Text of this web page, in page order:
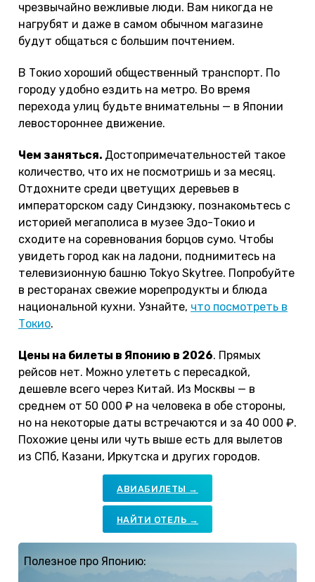
чрезвычайно вежливые люди. Вам никогда не
нагрубят и даже в самом обычном магазине
будут общаться с большим почтением.
В Токио хороший общественный транспорт. По
городу удобно ездить на метро. Во время
перехода улиц будьте внимательны — в Японии
левостороннее движение.
Чем заняться. Достопримечательностей такое
количество, что их не посмотришь и за месяц.
Отдохните среди цветущих деревьев в
императорском саду Синдзюку, познакомьтесь с
историей мегаполиса в музее Эдо-Токио и
сходите на соревнования борцов сумо. Чтобы
увидеть город как на ладони, поднимитесь на
телевизионную башню Tokyo Skytree. Попробуйте
в ресторанах свежие морепродукты и блюда
национальной кухни. Узнайте, что посмотреть в
Токио.
Цены на билеты в Японию в 2026. Прямых
рейсов нет. Можно улететь с пересадкой,
дешевле всего через Китай. Из Москвы — в
среднем от 50 000 ₽ на человека в обе стороны,
но на некоторые даты встречаются и за 40 000 ₽.
Похожие цены или чуть выше есть для вылетов
из СПб, Казани, Иркутска и других городов.
АВИАБИЛЕТЫ →
НАЙТИ ОТЕЛЬ →
Полезное про Японию: